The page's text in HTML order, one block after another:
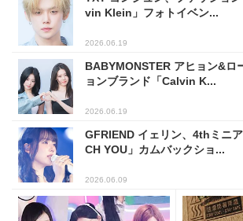
vin Klein」フォトイベン...
2026.06.19
BABYMONSTER アヒョン&ロ
ョンブランド「Calvin K...
2026.06.19
GFRIEND イェリン、4thミニ
CH YOU」カムバックショ...
2026.06.09